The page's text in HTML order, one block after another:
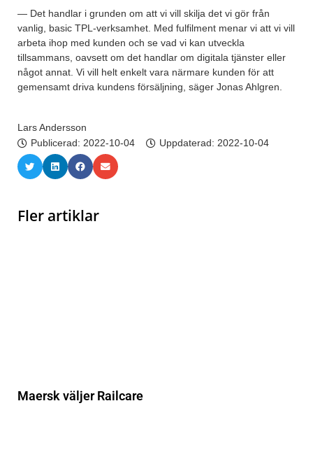
— Det handlar i grunden om att vi vill skilja det vi gör från
vanlig, basic TPL-verksamhet. Med fulfilment menar vi att vi vill
arbeta ihop med kunden och se vad vi kan utveckla
tillsammans, oavsett om det handlar om digitala tjänster eller
något annat. Vi vill helt enkelt vara närmare kunden för att
gemensamt driva kundens försäljning, säger Jonas Ahlgren.
Lars Andersson
Publicerad: 2022-10-04 Uppdaterad: 2022-10-04
Fler artiklar
Maersk väljer Railcare